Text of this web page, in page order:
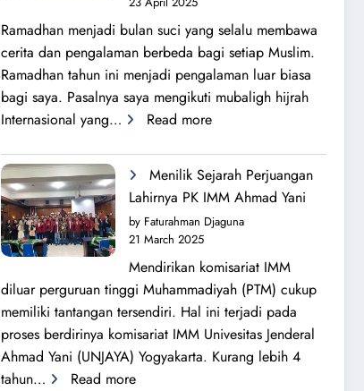
Ramadhan menjadi bulan suci yang selalu membawa
cerita dan pengalaman berbeda bagi setiap Muslim.
Ramadhan tahun ini menjadi pengalaman luar biasa
bagi saya. Pasalnya saya mengikuti mubaligh hijrah
Internasional yang…
Read more:
Hijrah
Syiarkan
Islam
di
Melbourne
dan
Brisbane
Menilik Sejarah Perjuangan
Lahirnya PK IMM Ahmad Yani
by Faturahman Djaguna
21 March 2025
Mendirikan komisariat IMM
diluar perguruan tinggi Muhammadiyah (PTM) cukup
memiliki tantangan tersendiri. Hal ini terjadi pada
proses berdirinya komisariat IMM Univesitas Jenderal
Ahmad Yani (UNJAYA) Yogyakarta. Kurang lebih 4
tahun…
Read more: